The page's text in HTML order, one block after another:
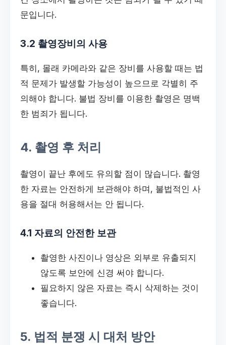
문입니다.
3.2 촬영장비의 사용
특히, 몰래 카메라와 같은 장비를 사용할 때는 법
적 문제가 발생할 가능성이 높으므로 각별히 주
의해야 합니다. 불법 장비를 이용한 촬영은 명백
한 범죄가 됩니다.
4. 촬영 후 처리
촬영이 끝난 후에도 유의할 점이 많습니다. 촬영
한 자료는 안전하게 보관해야 하며, 불법적인 사
용을 절대 허용해서는 안 됩니다.
4.1 자료의 안전한 보관
촬영한 사진이나 영상은 외부로 유출되지
않도록 보안에 신경 써야 합니다.
필요하지 않은 자료는 즉시 삭제하는 것이
좋습니다.
5. 법적 분쟁 시 대처 방안